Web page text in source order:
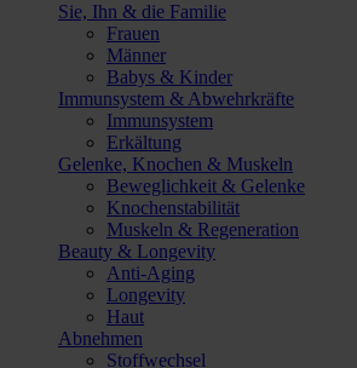
Sie, Ihn & die Familie
Frauen
Männer
Babys & Kinder
Immunsystem & Abwehrkräfte
Immunsystem
Erkältung
Gelenke, Knochen & Muskeln
Beweglichkeit & Gelenke
Knochenstabilität
Muskeln & Regeneration
Beauty & Longevity
Anti-Aging
Longevity
Haut
Abnehmen
Stoffwechsel